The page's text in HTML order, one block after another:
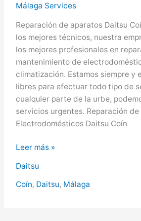
Málaga Services
Reparación de aparatos Daitsu
los mejores técnicos, nuestra
los mejores profesionales en
mantenimiento de
climatización. Estamos siempre y
libres para efectuar todo tipo de
cualquier parte de la urbe,
servicios urgentes. Reparación de
Electrodomésticos Daitsu Coín
Daitsu
Coín,
Servicio
Leer más »
Daitsu
Coín, Daitsu, Málaga